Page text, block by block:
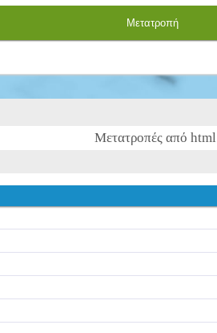
Μετατροπή
Μετατροπές από html